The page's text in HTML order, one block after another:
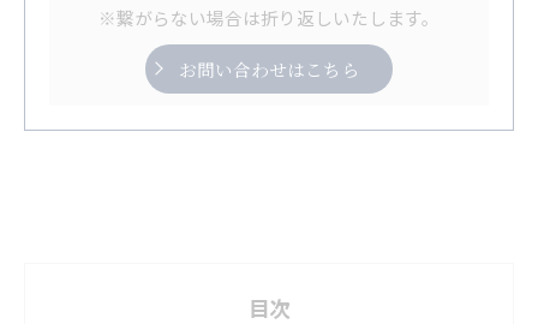
※繋がらない場合は折り返しいたします。
お問い合わせはこちら
目次